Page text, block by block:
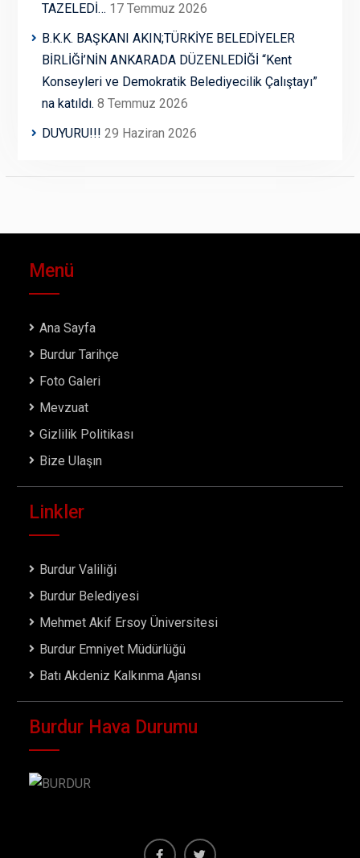
TAZELEDİ… 17 Temmuz 2026
B.K.K. BAŞKANI AKIN;TÜRKİYE BELEDİYELER
BİRLİĞİ’NİN ANKARADA DÜZENLEDİĞİ “Kent
Konseyleri ve Demokratik Belediyecilik Çalıştayı”
na katıldı. 8 Temmuz 2026
DUYURU!!! 29 Haziran 2026
Menü
Ana Sayfa
Burdur Tarihçe
Foto Galeri
Mevzuat
Gizlilik Politikası
Bize Ulaşın
Linkler
Burdur Valiliği
Burdur Belediyesi
Mehmet Akif Ersoy Üniversitesi
Burdur Emniyet Müdürlüğü
Batı Akdeniz Kalkınma Ajansı
Burdur Hava Durumu